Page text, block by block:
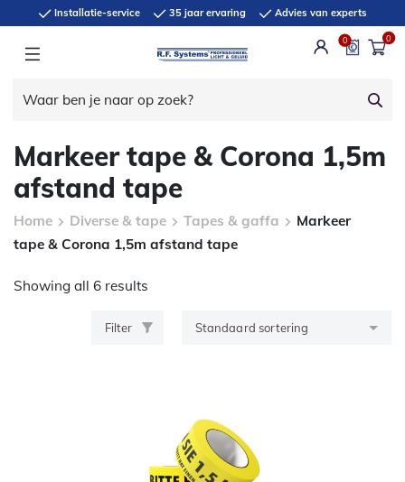
Installatie-service 35 jaar ervaring Advies van experts
0 0
Markeer tape & Corona 1,5m
afstand tape
Home Diverse & tape Tapes & gaffa
Markeer
tape & Corona 1,5m afstand tape
Showing all 6 results
Filter